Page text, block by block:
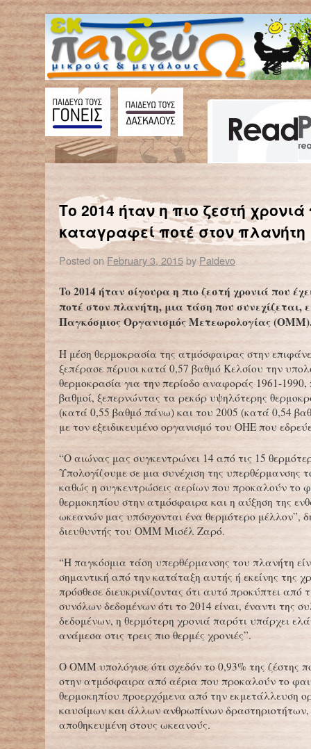
Ο πλούτος στα χέρια των λίγων: το 1% πλουσιότερο από το 99%
Το 2014 ήταν η πιο ζεστή χρονιά
καταγραφεί ποτέ στον πλανήτη
Posted on February 3, 2015by Paidevo
To 2014 ήταν σίγουρα η πιο ζεστή χρονιά που
ποτέ στον πλανήτη, μια τάση που συνεχίζεται,
Παγκόσμιος Οργανισμός Μετεωρολογίας
Η μέση θερμοκρασία της ατμόσφαιρας στην
ξεπέρασε πέρυσι κατά 0,57 βαθμό Κελσίου την
θερμοκρασία για την περίοδο αναφοράς 1961-1990,
βαθμοί, ξεπερνώντας τα ρεκόρ υψηλότερης
(κατά 0,55 βαθμό πάνω) και του 2005 (κατά 0,54
με τον εξειδικευμένο οργανισμό του ΟΗΕ που
“Ο αιώνας μας συγκεντρώνει 14 από τις 15
Υπολογίζουμε σε μια συνέχιση της υπερθέρμανσης
καθώς η συγκεντρώσεις αερίων που προκαλούν το
θερμοκηπίου στην ατμόσφαιρα και η αύξηση της
ωκεανών μας υπόσχονται ένα θερμότερο μέλλον”,
διευθυντής του ΟΜΜ Μισέλ Ζαρό.
“Η παγκόσμια τάση υπερθέρμανσης του πλανήτη
σημαντική από την κατάταξη αυτής ή εκείνης της
πρόσθεσε διευκρινίζοντας ότι αυτό προκύπτει από
συνόλων δεδομένων ότι το 2014 είναι, έναντι της
δεδομένων, η θερμότερη χρονιά παρότι υπάρχει
ανάμεσα στις τρεις πιο θερμές χρονιές”.
Ο ΟΜΜ υπολόγισε ότι σχεδόν το 0,93% της ζέστης
στην ατμόσφαιρα από αέρια που προκαλούν το
θερμοκηπίου προερχόμενα από την εκμετάλλευση
καυσίμων και άλλων ανθρωπίνων δραστηριοτήτων,
αποθηκευμένη στους ωκεανούς.